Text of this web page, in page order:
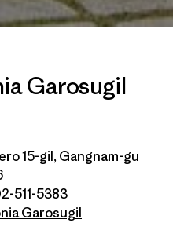
Garosugil
15-gil, Gangnam-gu
511-5383
Garosugil